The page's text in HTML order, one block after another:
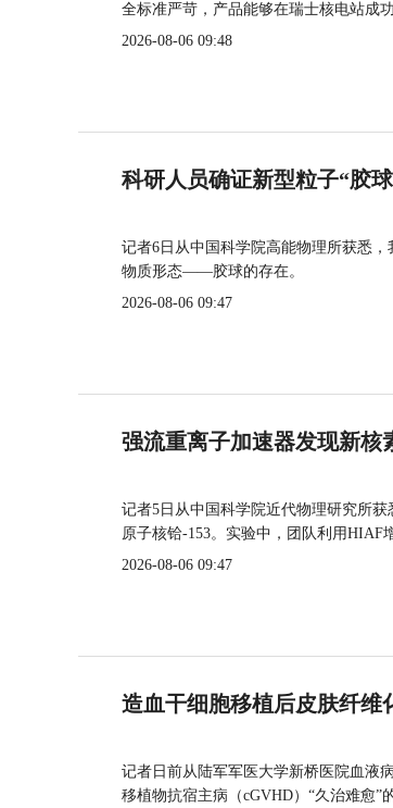
全标准严苛，产品能够在瑞士核电站成
2026-08-06 09:48
科研人员确证新型粒子“胶
记者6日从中国科学院高能物理所获悉
物质形态——胶球的存在。
2026-08-06 09:47
强流重离子加速器发现新核
记者5日从中国科学院近代物理研究所
原子核铪-153。实验中，团队利用HIAF
2026-08-06 09:47
造血干细胞移植后皮肤纤维
记者日前从陆军军医大学新桥医院血液
移植物抗宿主病（cGVHD）“久治难愈”